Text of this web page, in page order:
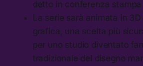
detto in conferenza stampa
La serie sarà animata in
grafica, una scelta più
per uno studio diventato
tradizionale del disegno